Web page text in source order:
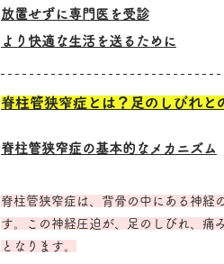
放置せずに専門医を受診
より快適な生活を送るために
脊柱管狭窄症とは？足のしびれと
脊柱管狭窄症の基本的なメカニズム
脊柱管狭窄症は、背骨の中にある神経
す。この神経圧迫が、足のしびれ、痛
となります。